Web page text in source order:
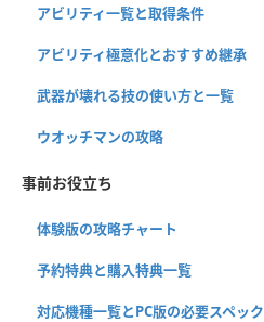
アビリティ一覧と取得条件
アビリティ極意化とおすすめ継承
武器が壊れる技の使い方と一覧
ウオッチマンの攻略
事前お役立ち
体験版の攻略チャート
予約特典と購入特典一覧
対応機種一覧とPC版の必要スペック